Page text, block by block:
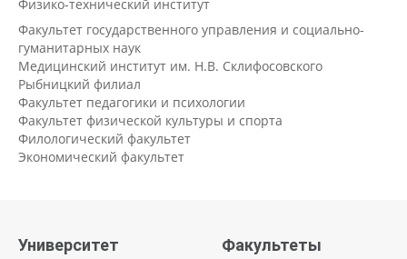
Физико-технический институт
Факультет государственного управления и социально-
гуманитарных наук
Медицинский институт им. Н.В. Склифосовского
Рыбницкий филиал
Факультет педагогики и психологии
Факультет физической культуры и спорта
Филологический факультет
Экономический факультет
Университет Факультеты